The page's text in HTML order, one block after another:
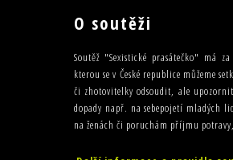
O soutěži
Soutěž "Sexistické prasátečko" má
kterou se v České republice můžeme
či zhotovitelky odsoudit, ale
dopady např. na sebepojetí mladých
na ženách či poruchám příjmu